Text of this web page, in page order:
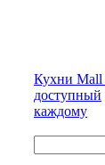
Кухни Mall
доступный
каждому